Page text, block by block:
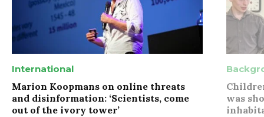
International
Marion Koopmans on online threats
and disinformation: ‘Scientists, come
out of the ivory tower’
was